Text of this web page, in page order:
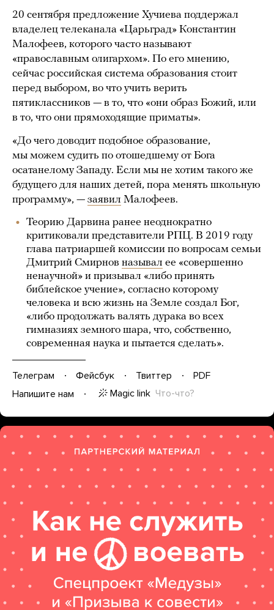
20 сентября предложение Хучиева поддержал
владелец телеканала «Царьград» Константин
Малофеев, которого часто называют
«православным олигархом». По его мнению,
сейчас российская система образования стоит
перед выбором, во что учить верить
пятиклассников — в то, что «они образ Божий, или
в то, что они прямоходящие приматы».
«До чего доводит подобное образование,
мы можем судить по отошедшему от Бога
осатанелому Западу. Если мы не хотим такого же
будущего для наших детей, пора менять школьную
программу», — заявил Малофеев.
Теорию Дарвина ранее неоднократно
критиковали представители РПЦ. В 2019 году
глава патриаршей комиссии по вопросам семьи
Дмитрий Смирнов называл ее «совершенно
ненаучной» и призывал «либо принять
библейское учение», согласно которому
человека и всю жизнь на Земле создал Бог,
«либо продолжать валять дурака во всех
гимназиях земного шара, что, собственно,
современная наука и пытается сделать».
Телеграм Фейсбук Твиттер
PDF
Напишите нам
Magic link Что-что?